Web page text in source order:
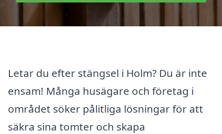
Letar du efter stängsel i Holm? Du är inte
ensam! Många husägare och företag i
området söker pålitliga lösningar för att
säkra sina tomter och skapa